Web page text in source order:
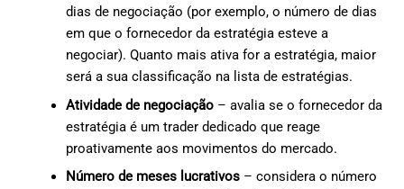
dias de negociação (por exemplo, o número de dias
em que o fornecedor da estratégia esteve a
negociar). Quanto mais ativa for a estratégia, maior
será a sua classificação na lista de estratégias.
Atividade de negociação– avalia se o fornecedor da
estratégia é um trader dedicado que reage
proativamente aos movimentos do mercado.
Número de meses lucrativos– considera o número